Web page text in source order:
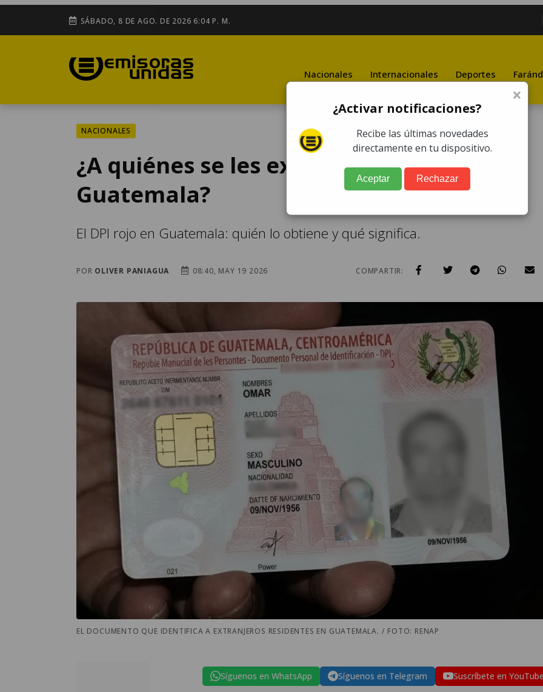
SÁBADO, 8 DE AGO. DE 2026 6:04 P. M.
Nacionales Internacionales Deportes
NACIONALES
¿A quiénes se les extiende el DPI rojo en
Guatemala?
El DPI rojo en Guatemala: quién lo obtiene y qué significa.
POR OLIVER PANIAGUA 08:40, MAY 19 2026 COMPARTIR:
EL DOCUMENTO QUE IDENTIFICA A EXTRANJEROS RESIDENTES EN GUATEMALA. / FOTO: RENAP
Síguenos en WhatsApp Síguenos en Telegram Suscríbete en
×
¿Activar notificaciones?
Recibe las últimas novedades
directamente en tu dispositivo.
Aceptar Rechazar